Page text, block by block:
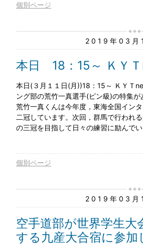
個別ページ
2019年03月
本日 18：15～ ＫＹ
本日(３月１１日(月))18：15～ ＫＹＴ
ング部の荒竹一真選手(ピン級)の特集
荒竹一真くんは今年度，東海全国イ
二冠しています。次回，群馬で行われ
の三冠を目指して日々の練習に励んで
個別ページ
2019年03月
空手道部が世界学生
する九産大合宿に参加